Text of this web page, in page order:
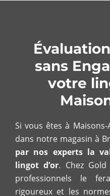
sans
votre
Si vous êtes à
dans notre magasin à
par nos experts la
lingot d’or. Chez
professionnels le
rigoureux et les